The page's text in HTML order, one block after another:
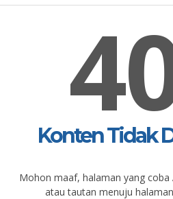
Konten Tidak
Mohon maaf, halaman yang coba
atau tautan menuju